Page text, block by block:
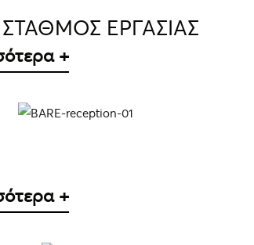
ΣΤΑΘΜΟΣ ΕΡΓΑΣΙΑΣ
+
ΛΕΠΤΟΜΈΡΕΙΕΣ
+